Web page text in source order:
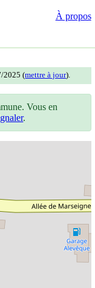
À propos
2025 (mettre à jour).
Vous en
.